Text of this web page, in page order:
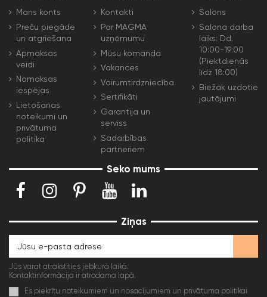
Mans konts
Preču piegāde
un atgriešana
Apmaksas
veidi
Nomaksas
iespējas
Lietošanas
noteikumi un
privātuma
politika
Kontakti
Par MAGMA
uzņēmumu
Mūsu komanda
Vakances
Vairumtirdzniecība
Sertifikāti
Garantija un
serviss
Sadarbības
partneriem
Salons
Salona darba
laiks: Dd.
10:00-19:00
(Piektdienās
līdz 18:00)
Biežāk uzdotie
jautājumi
Seko mums
Ziņas
Jūs varat atrakstīties jebkurā laikā.
Kontaktinformācija ir atrodama lapā.
Es piekrītu noteikumiem un nosacījumiem un privātuma politikai